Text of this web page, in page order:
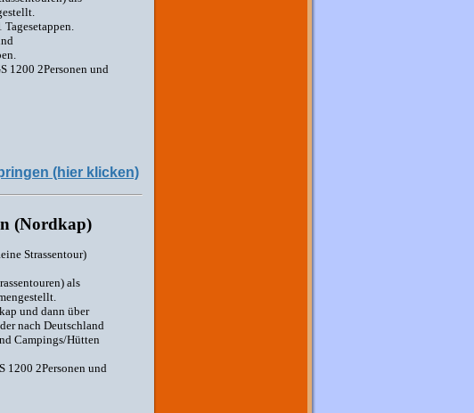
1200 2Personen und
(hier klicken)
(Nordkap)
Strassentour)
als
und dann über
nach Deutschland
Campings/Hütten
1200 2Personen und